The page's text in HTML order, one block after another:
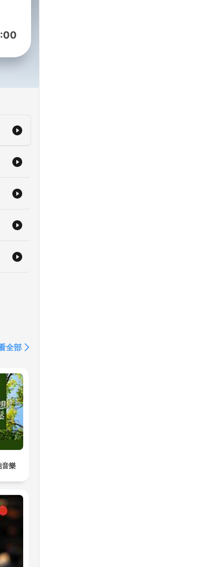
全部
音樂